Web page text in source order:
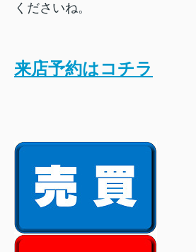
くださいね。
来店予約はコチラ